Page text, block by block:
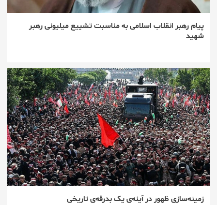
پیام رهبر انقلاب اسلامی به مناسبت تشییع میلیونی رهبر
شهید
زمینه‌سازی ظهور در آینه‌ی یک بدرقه‌ی تاریخی